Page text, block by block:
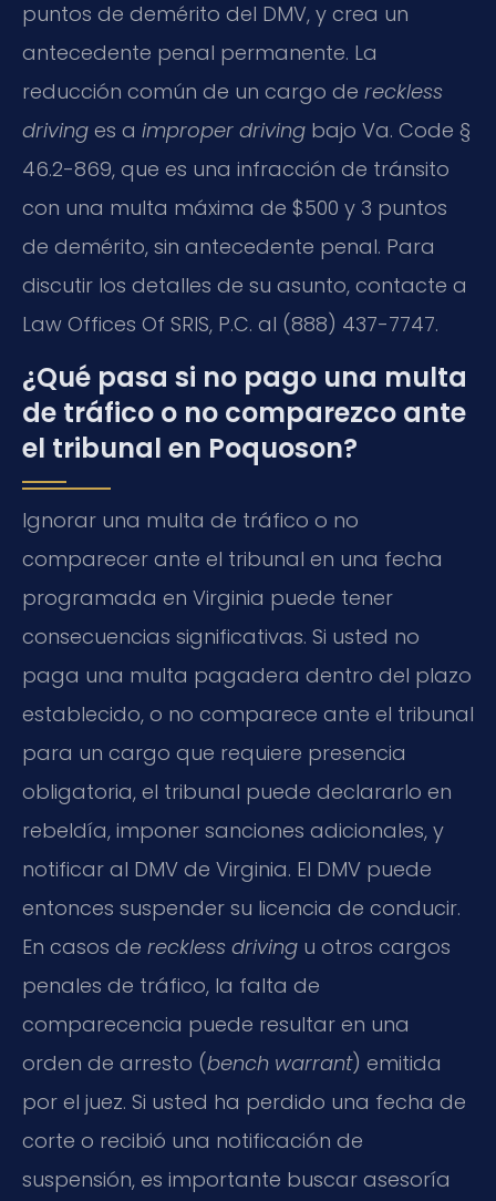
puntos de demérito del DMV, y crea un
antecedente penal permanente. La
reducción común de un cargo de reckless
driving es a improper driving bajo Va. Code §
46.2-869, que es una infracción de tránsito
con una multa máxima de $500 y 3 puntos
de demérito, sin antecedente penal. Para
discutir los detalles de su asunto, contacte a
Law Offices Of SRIS, P.C. al (888) 437-7747.
¿Qué pasa si no pago una multa
de tráfico o no comparezco ante
el tribunal en Poquoson?
Ignorar una multa de tráfico o no
comparecer ante el tribunal en una fecha
programada en Virginia puede tener
consecuencias significativas. Si usted no
paga una multa pagadera dentro del plazo
establecido, o no comparece ante el tribunal
para un cargo que requiere presencia
obligatoria, el tribunal puede declararlo en
rebeldía, imponer sanciones adicionales, y
notificar al DMV de Virginia. El DMV puede
entonces suspender su licencia de conducir.
En casos de reckless driving u otros cargos
penales de tráfico, la falta de
comparecencia puede resultar en una
orden de arresto (bench warrant) emitida
por el juez. Si usted ha perdido una fecha de
corte o recibió una notificación de
suspensión, es importante buscar asesoría